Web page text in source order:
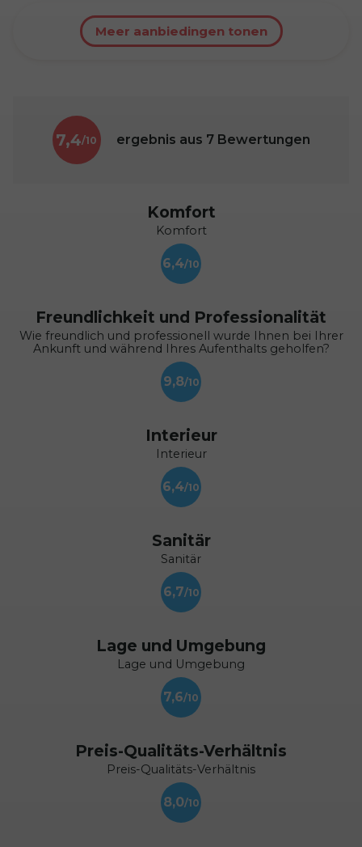
Meer aanbiedingen tonen
7,4 ergebnis aus 7 Bewertungen
Komfort
Komfort
6,4
Freundlichkeit und Professionalität
Wie freundlich und professionell wurde Ihnen bei Ihrer
Ankunft und während Ihres Aufenthalts geholfen?
9,8
Interieur
Interieur
6,4
Sanitär
Sanitär
6,7
Lage und Umgebung
Lage und Umgebung
7,6
Preis-Qualitäts-Verhältnis
Preis-Qualitäts-Verhältnis
8,0